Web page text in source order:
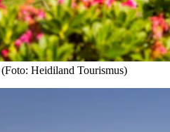
Heidiland Tourismus)